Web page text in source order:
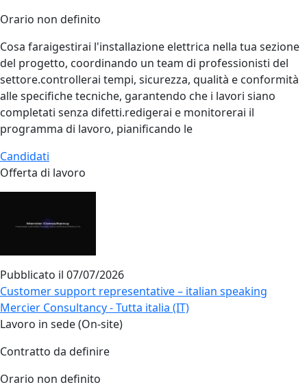
Orario non definito
Cosa faraigestirai l'installazione elettrica nella tua sezione
del progetto, coordinando un team di professionisti del
settore.controllerai tempi, sicurezza, qualità e conformità
alle specifiche tecniche, garantendo che i lavori siano
completati senza difetti.redigerai e monitorerai il
programma di lavoro, pianificando le
Candidati
Offerta di lavoro
Pubblicato il 07/07/2026
Customer support representative – italian speaking
Mercier Consultancy - Tutta italia (IT)
Lavoro in sede (On-site)
Contratto da definire
Orario non definito